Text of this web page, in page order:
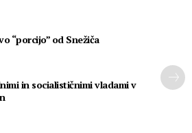
“porcijo” od Snežiča
in socialističnimi vladami v